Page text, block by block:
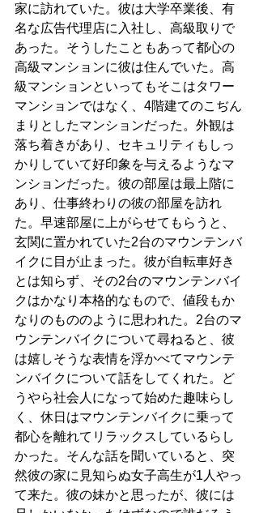
家に訪れていた。彼は大学卒業後、有
名な広告代理店に入社し、高級取りで
あった。そうしたこともあって都心の
高級マンションに彼は住んでいた。高
級マンションといってもそこはタワー
マンションではなく、4階建てのこぢん
まりとしたマンションだった。外観は
落ち着きがあり、セキュリティもしっ
かりしていて好印象を与えるようなマ
ンションだった。彼の部屋は最上階に
あり、仕事終わりの彼の部屋を訪れ
た。早速部屋に上がらせてもらうと、
玄関に置かれていた2台のマウンテンバ
イクに目が止まった。彼が自転車好き
とは知らず、その2台のマウンテンバイ
クはかなり本格的なもので、値段もか
なりのもののように思われた。2台のマ
ウンテンバイクについて尋ねると、彼
は嬉しそうな表情を浮かべてマウンテ
ンバイクについて話をしてくれた。ど
うやら社会人になって始めた趣味らし
く、休日はマウンテンバイクに乗って
都心を離れてリラックスしているらし
かった。そんな話を聞いていると、突
然彼の家に見知らぬ女子高生が1人やっ
て来た。彼の妹かと思ったが、彼には